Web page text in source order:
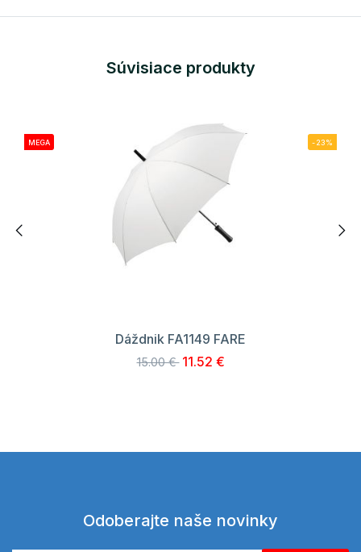
Súvisiace produkty
MEGA -23%
Dáždnik FA1149 FARE
15.00 € 11.52 €
Odoberajte naše novinky